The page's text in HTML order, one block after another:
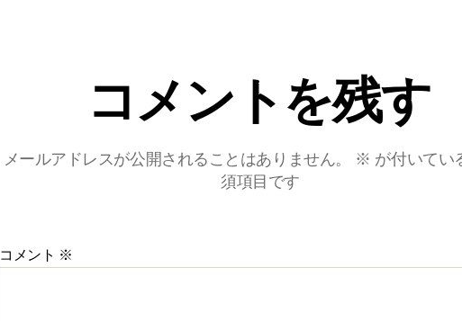
コメントを残す
メールアドレスが公開されることはありません。 ※ が付いてい
須項目です
コメント ※